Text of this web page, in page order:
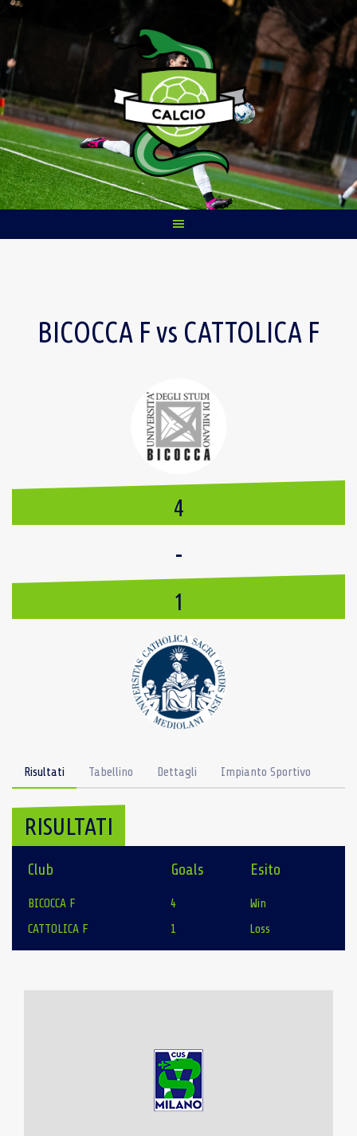
Skip
content
BICOCCA F vs CATTOLICA F
4
-
1
Risultati Tabellino Dettagli Impianto Sportivo
RISULTATI
Club Goals Esito
BICOCCA F 4
Win
CATTOLICA F
1 Loss